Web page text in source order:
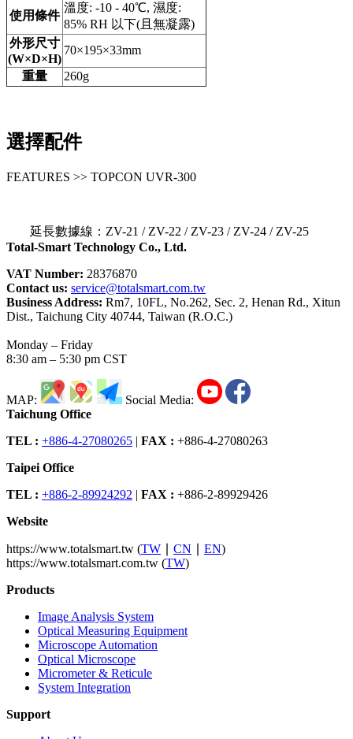
使用條件
溫度: -10 - 40℃, 濕度:
85% RH 以下(且無凝露)
外形尺寸
(W×D×H)
70×195×33mm
重量
260g
選擇配件
FEATURES >> TOPCON UVR-300
延長數據線 ：ZV-21 / ZV-22 / ZV-23 / ZV-24 / ZV-25
Total-Smart Technology Co., Ltd.
VAT Number: 28376870
Contact us: service@totalsmart.com.tw
Business Address: Rm7, 10FL, No.262, Sec. 2, Henan Rd., Xitun
Dist., Taichung City 40744, Taiwan (R.O.C.)
Monday – Friday
8:30 am – 5:30 pm CST
MAP:
Social Media:
Taichung Office
TEL : +886-4-27080265 | FAX : +886-4-27080263
Taipei Office
TEL : +886-2-89924292 | FAX : +886-2-89929426
Website
https://www.totalsmart.tw (TW CN EN)
https://www.totalsmart.com.tw (TW)
Products
Image Analysis System
Optical Measuring Equipment
Microscope Automation
Optical Microscope
Micrometer & Reticule
System Integration
Support